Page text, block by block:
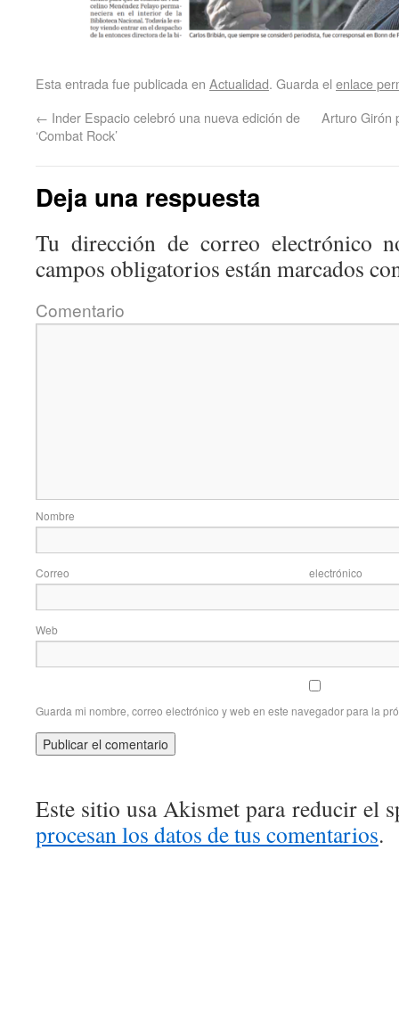
Esta entrada fue publicada en Actualidad. Guarda el enlace
← Inder Espacio celebró una nueva edición de
‘Combat Rock’
Arturo Girón
Deja una respuesta
Tu dirección de correo electrónico
campos obligatorios están marcados
Correo
Web
Guarda mi nombre, correo electrónico y web en este navegador para la
Este sitio usa Akismet para reducir el
procesan los datos de tus comentarios.